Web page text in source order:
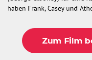
haben Frank, Casey und
Zum Film